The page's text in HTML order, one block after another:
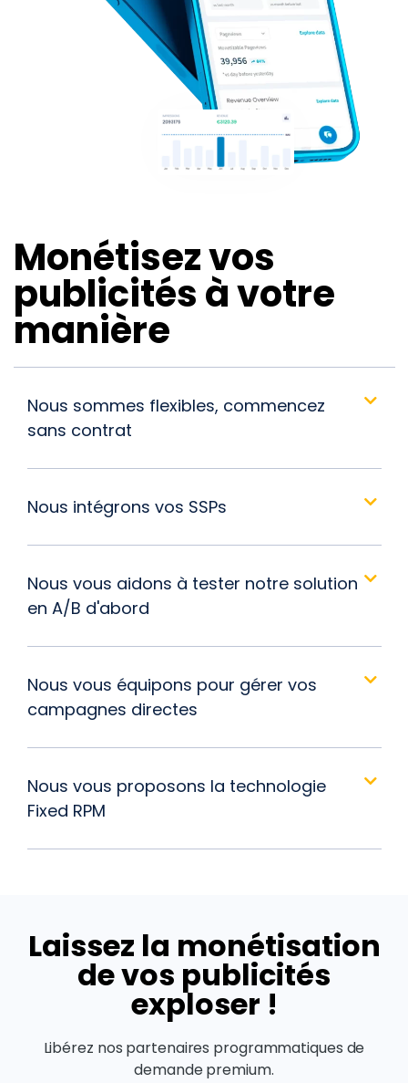
Monétisez vos
publicités à votre
manière
Nous sommes flexibles, commencez
sans contrat
Nous intégrons vos SSPs
Nous vous aidons à tester notre solution
en A/B d'abord
Nous vous équipons pour gérer vos
campagnes directes
Nous vous proposons la technologie
Fixed RPM
Laissez la monétisation
de vos publicités
exploser !
Libérez nos partenaires programmatiques de
demande premium.